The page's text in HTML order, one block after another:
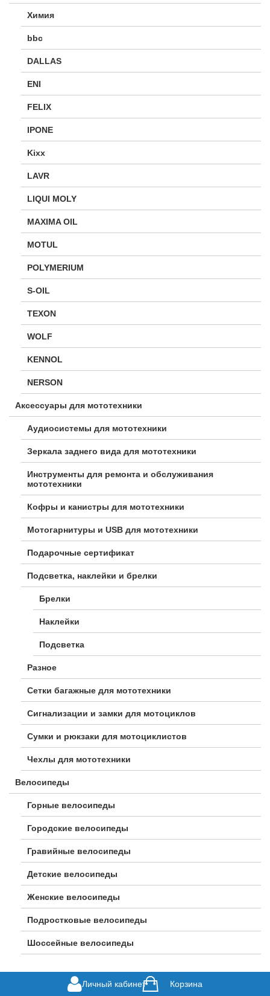
Химия
bbc
DALLAS
ENI
FELIX
IPONE
Kixx
LAVR
LIQUI MOLY
MAXIMA OIL
MOTUL
POLYMERIUM
S-OIL
TEXON
WOLF
KENNOL
NERSON
Аксессуары для мототехники
Аудиосистемы для мототехники
Зеркала заднего вида для мототехники
Инструменты для ремонта и обслуживания
мототехники
Кофры и канистры для мототехники
Мотогарнитуры и USB для мототехники
Подарочные сертификат
Подсветка, наклейки и брелки
Брелки
Наклейки
Подсветка
Разное
Сетки багажные для мототехники
Сигнализации и замки для мотоциклов
Сумки и рюкзаки для мотоциклистов
Чехлы для мототехники
Велосипеды
Горные велосипеды
Городские велосипеды
Гравийные велосипеды
Детские велосипеды
Женские велосипеды
Подростковые велосипеды
Шоссейные велосипеды
Личный кабинет Корзина